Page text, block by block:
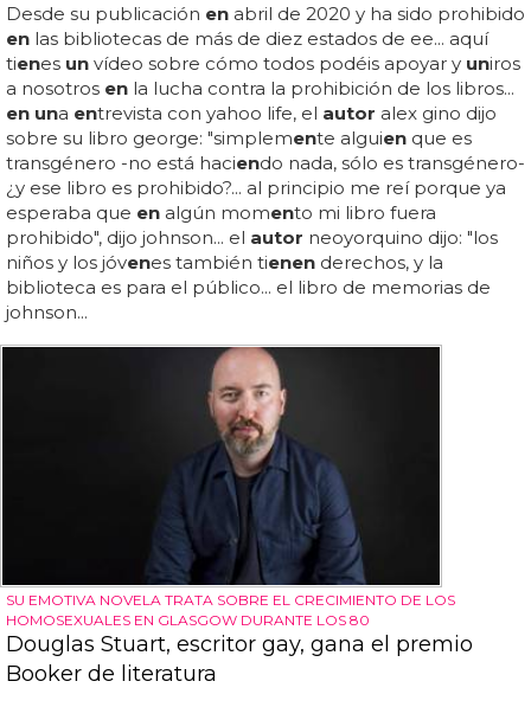
Desde su publicación en abril de 2020 y ha sido prohibido
en las bibliotecas de más de diez estados de ee... aquí
tienes un vídeo sobre cómo todos podéis apoyar y uniros
a nosotros en la lucha contra la prohibición de los libros...
en una entrevista con yahoo life, el autor alex gino dijo
sobre su libro george: "simplemente alguien que es
transgénero -no está haciendo nada, sólo es transgénero-
¿y ese libro es prohibido?... al principio me reí porque ya
esperaba que en algún momento mi libro fuera
prohibido", dijo johnson... el autor neoyorquino dijo: "los
niños y los jóvenes también tienen derechos, y la
biblioteca es para el público... el libro de memorias de
johnson...
SU EMOTIVA NOVELA TRATA SOBRE EL CRECIMIENTO DE LOS
HOMOSEXUALES EN GLASGOW DURANTE LOS 80
Douglas Stuart, escritor gay, gana el premio
Booker de literatura